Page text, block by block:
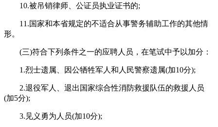
10.被吊销律师、公证员执业证书的;
11.国家和本省规定的不适合从事警务辅助工作的其他情
形。
(三)符合下列条件之一的应聘人员，在笔试中予以加分：
1.烈士遗属、因公牺牲军人和人民警察遗属(加10分);
2.退役军人、退出国家综合性消防救援队伍的救援人员
(加5分);
3.见义勇为人员(加10分);